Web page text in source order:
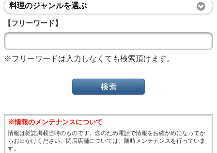
料理のジャンルを選ぶ
【フリーワード】
※フリーワードは入力しなくても検索頂けます。
※情報のメンテナンスについて
情報は雑誌掲載当時のものです。念のため電話で情報をお確かめになってか
らお出かけください。閉店店舗については、随時メンテナンスを行っていま
す。